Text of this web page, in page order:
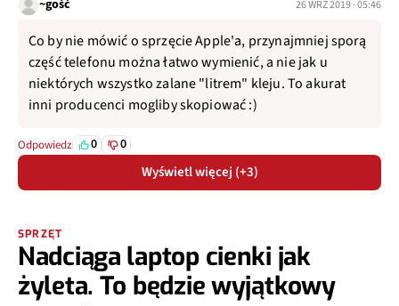
~gość 26 WRZ 2019 · 05:46
Co by nie mówić o sprzęcie Apple'a, przynajmniej sporą
część telefonu można łatwo wymienić, a nie jak u
niektórych wszystko zalane "litrem" kleju. To akurat
inni producenci mogliby skopiować :)
Odpowiedz 0 0
Wyświetl więcej (+3)
SPRZĘT
Nadciąga laptop cienki jak
żyleta. To będzie wyjątkowy